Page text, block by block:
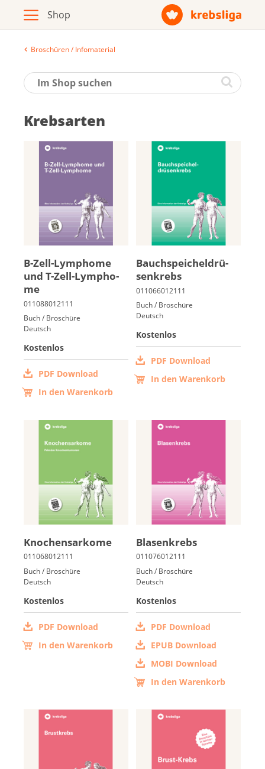
Broschüren / Infomaterial
Zur Krebsliga-Webseite
Deutsch
Français
Italiano
Broschüren / Infomaterial
Krebsarten
B-Zell-Lym­pho­me
und T-Zell-Lym­pho­
me
Buch / Broschüre
Deutsch
Kostenlos
PDF Download
In den Warenkorb
Bauch­spei­chel­drü­
sen­krebs
Buch / Broschüre
Deutsch
Kostenlos
PDF Download
In den Warenkorb
Kno­chens­ar­ko­me
Buch / Broschüre
Deutsch
Kostenlos
PDF Download
In den Warenkorb
Bla­sen­krebs
Buch / Broschüre
Deutsch
Kostenlos
PDF Download
EPUB Download
MOBI Download
In den Warenkorb